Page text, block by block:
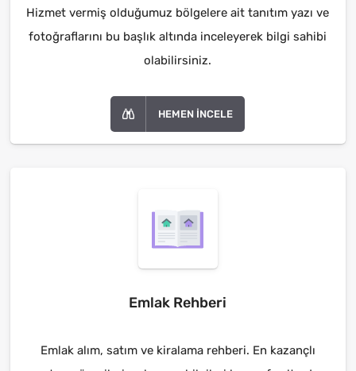
Hizmet vermiş olduğumuz bölgelere ait tanıtım yazı ve
fotoğraflarını bu başlık altında inceleyerek bilgi sahibi
olabilirsiniz.
HEMEN İNCELE
Emlak Rehberi
Emlak alım, satım ve kiralama rehberi. En kazançlı